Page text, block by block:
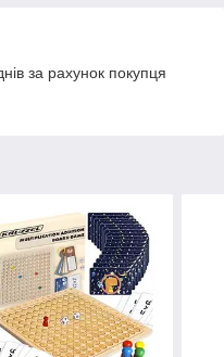
за рахунок покупця